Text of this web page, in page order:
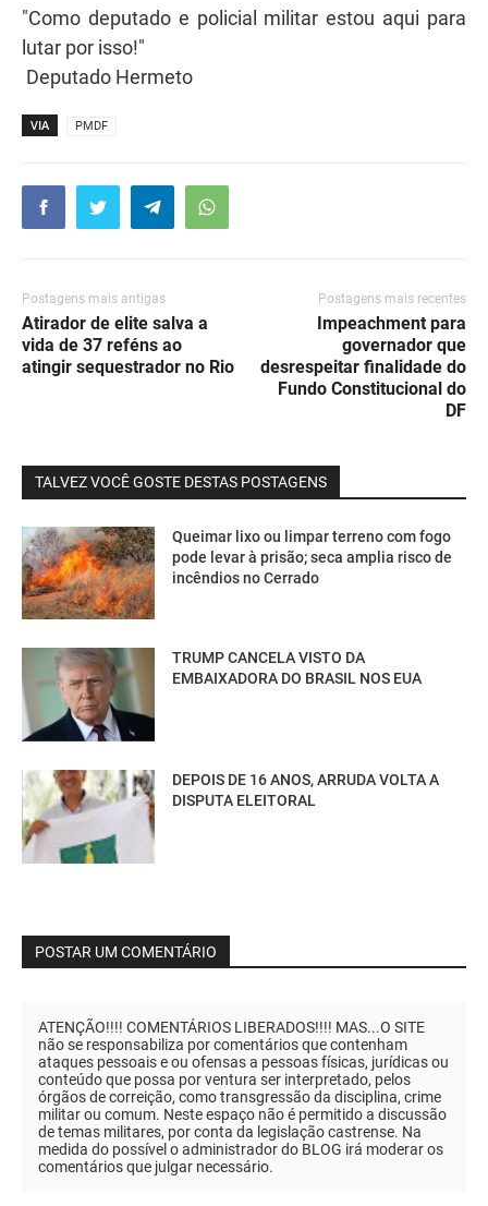
"Como deputado e policial militar estou aqui para
lutar por isso!"
Deputado Hermeto
VIA PMDF
Postagens mais antigas
Atirador de elite salva a
vida de 37 reféns ao
atingir sequestrador no Rio
Postagens mais recentes
Impeachment para
governador que
desrespeitar finalidade do
Fundo Constitucional do
DF
TALVEZ VOCÊ GOSTE DESTAS POSTAGENS
Queimar lixo ou limpar terreno com fogo
pode levar à prisão; seca amplia risco de
incêndios no Cerrado
TRUMP CANCELA VISTO DA
EMBAIXADORA DO BRASIL NOS EUA
DEPOIS DE 16 ANOS, ARRUDA VOLTA A
DISPUTA ELEITORAL
POSTAR UM COMENTÁRIO
ATENÇÃO!!!! COMENTÁRIOS LIBERADOS!!!! MAS...O SITE
não se responsabiliza por comentários que contenham
ataques pessoais e ou ofensas a pessoas físicas, jurídicas ou
conteúdo que possa por ventura ser interpretado, pelos
órgãos de correição, como transgressão da disciplina, crime
militar ou comum. Neste espaço não é permitido a discussão
de temas militares, por conta da legislação castrense. Na
medida do possível o administrador do BLOG irá moderar os
comentários que julgar necessário.